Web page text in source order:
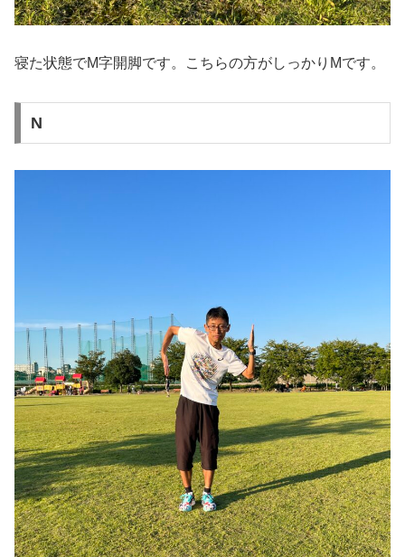
寝た状態でM字開脚です。こちらの方がしっかりMです。
N